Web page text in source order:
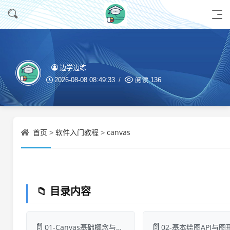
边学边练
2026-08-08 08:49:33 阅读136
首页 > 软件入门教程 > canvas
📁 目录内容
📄 01-Canvas基础概念与环境搭建.md 📄